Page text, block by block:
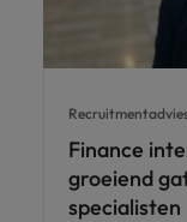
Finance
groeiend
specialisten